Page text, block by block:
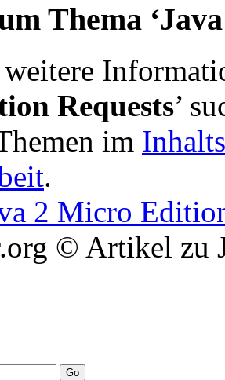
Thema
Requests’
im
.
2 Micro
© Artikel zu